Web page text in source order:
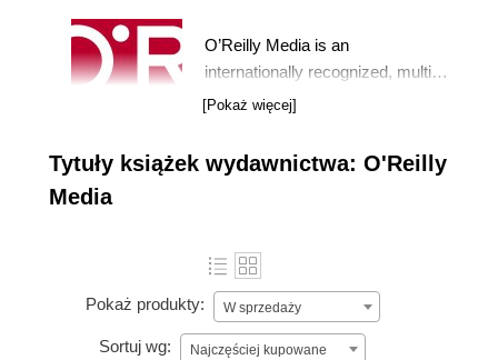
O’Reilly Media is an
internationally recognized, multi-
faceted media company that has
Internet revolution. Through its books, events, online
training courses, webcasts, and evangelism, O’Reilly
has educated a generation of technologists and
direction of the industry. The company has played an
enormous role in the evolution and adoption of the
World Wide Web, open source software, big data, and
the Maker movement.
[Pokaż więcej]
Tytuły książek wydawnictwa: O'Reilly
Media
Pokaż produkty: W sprzedaży
Sortuj wg: Najczęściej kupowane